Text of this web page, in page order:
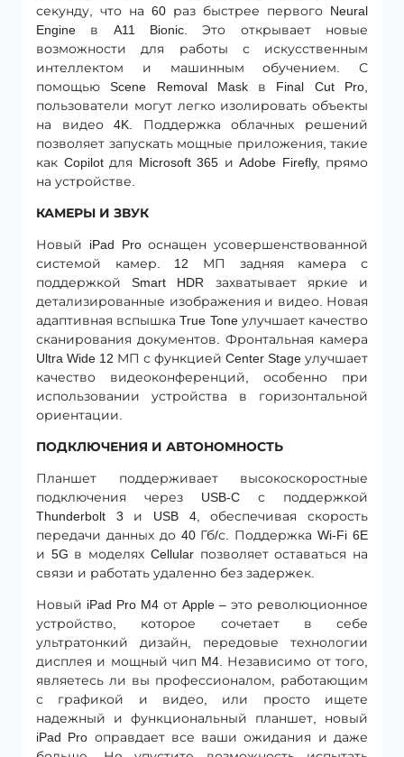
секунду, что на 60 раз быстрее первого Neural
Engine в A11 Bionic. Это открывает новые
возможности для работы с искусственным
интеллектом и машинным обучением. С
помощью Scene Removal Mask в Final Cut Pro,
пользователи могут легко изолировать объекты
на видео 4K. Поддержка облачных решений
позволяет запускать мощные приложения, такие
как Copilot для Microsoft 365 и Adobe Firefly, прямо
на устройстве.
КАМЕРЫ И ЗВУК
Новый iPad Pro оснащен усовершенствованной
системой камер. 12 МП задняя камера с
поддержкой Smart HDR захватывает яркие и
детализированные изображения и видео. Новая
адаптивная вспышка True Tone улучшает качество
сканирования документов. Фронтальная камера
Ultra Wide 12 МП с функцией Center Stage улучшает
качество видеоконференций, особенно при
использовании устройства в горизонтальной
ориентации.
ПОДКЛЮЧЕНИЯ И АВТОНОМНОСТЬ
Планшет поддерживает высокоскоростные
подключения через USB-C с поддержкой
Thunderbolt 3 и USB 4, обеспечивая скорость
передачи данных до 40 Гб/с. Поддержка Wi-Fi 6E
и 5G в моделях Cellular позволяет оставаться на
связи и работать удаленно без задержек.
Новый iPad Pro M4 от Apple – это революционное
устройство, которое сочетает в себе
ультратонкий дизайн, передовые технологии
дисплея и мощный чип M4. Независимо от того,
являетесь ли вы профессионалом, работающим
с графикой и видео, или просто ищете
надежный и функциональный планшет, новый
iPad Pro оправдает все ваши ожидания и даже